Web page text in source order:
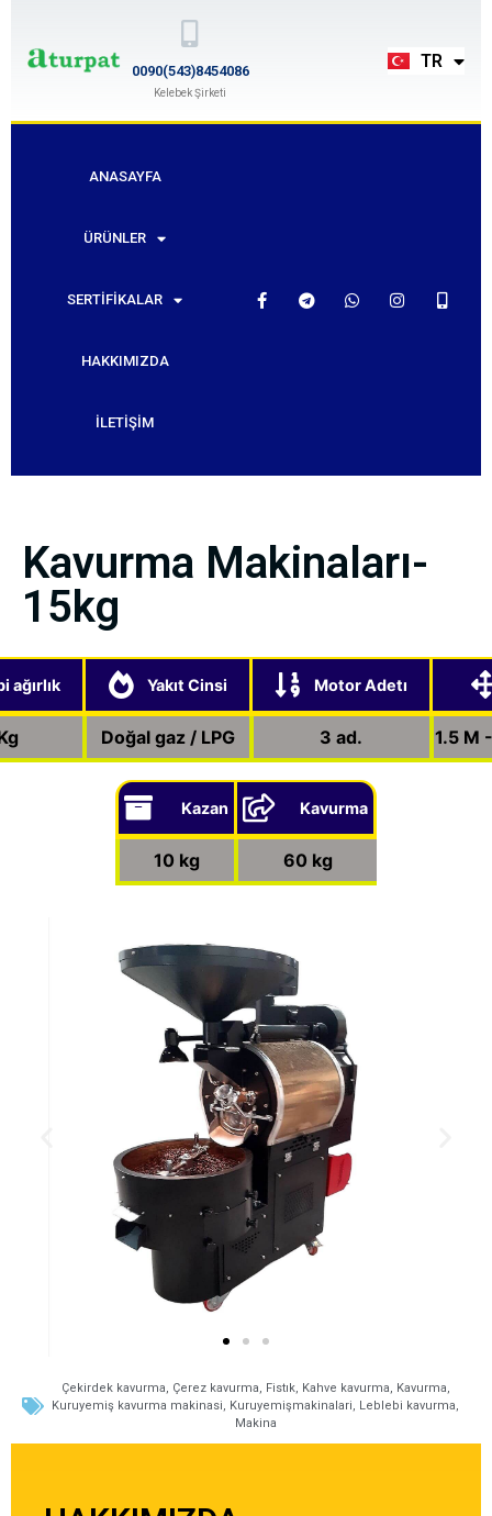
0090(543)8454086
Kelebek Şirketi
TR
RU
ANASAYFA
ÜRÜNLER
SERTIFIKALAR
HAKKIMIZDA
İLETIŞIM
Kavurma Makinaları-
15kg
ağırlık Yakıt Cinsi Motor Adetı
Doğal gaz / LPG 3 ad. 1.5 M
Kazan Kavurma
10 kg 60 kg
Çekirdek kavurma, Çerez kavurma, Fistık, Kahve kavurma, Kavurma,
Kuruyemiş kavurma makinasi, Kuruyemişmakinalari, Leblebi kavurma,
Makina